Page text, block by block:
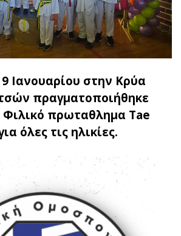
Ιανουαρίου στην Κρύα
πραγματοποιήθηκε
Φιλικό πρωταθλημα Tae
όλες τις ηλικίες.